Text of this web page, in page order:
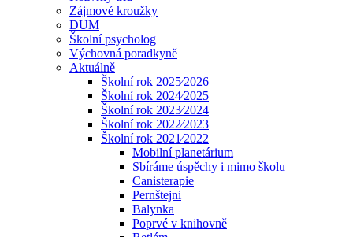
Zájmové kroužky
DUM
Školní psycholog
Výchovná poradkyně
Aktuálně
Školní rok 2025⁄2026
Školní rok 2024⁄2025
Školní rok 2023⁄2024
Školní rok 2022⁄2023
Školní rok 2021⁄2022
Mobilní planetárium
Sbíráme úspěchy i mimo školu
Canisterapie
Pernštejni
Balynka
Poprvé v knihovně